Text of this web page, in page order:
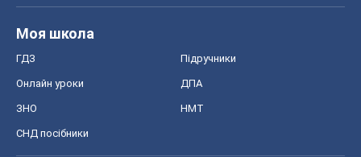
Моя школа
ГДЗ Підручники
Онлайн уроки ДПА
ЗНО НМТ
СНД посібники